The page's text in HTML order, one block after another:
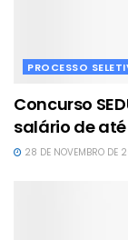
PROCESSO
Concurso
salário de até
28 DE NOVEMBRO DE